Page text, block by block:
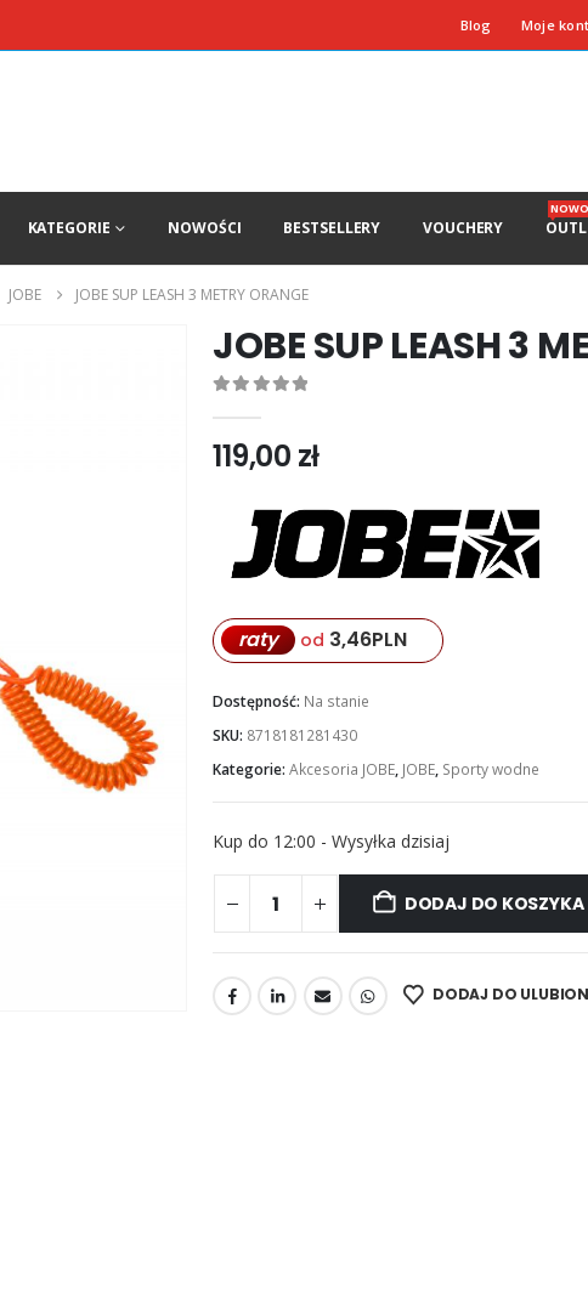
Blog Moje
KATEGORIE NOWOŚCI BESTSELLERY VOUCHERY
JOBE JOBE SUP LEASH 3 METRY ORANGE
JOBE SUP LEASH 3
119,00 zł
raty od 3,46PLN
Dostępność: Na stanie
SKU: 8718181281430
Kategorie: Akcesoria JOBE, JOBE, Sporty wodne
Kup do 12:00 - Wysyłka dzisiaj
DODAJ DO KOSZYKA
DODAJ DO